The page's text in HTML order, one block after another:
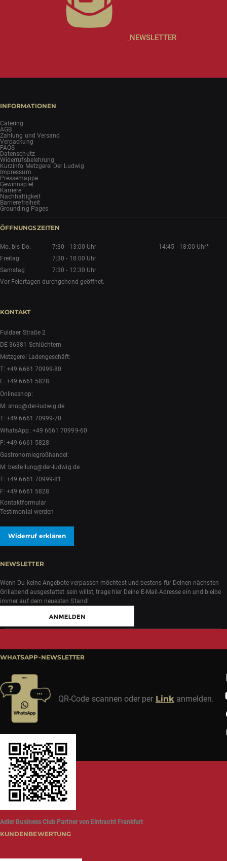
NEWSLETTER
INFORMATIONEN
Catering
AGB
Zahlung und Versand
Verpackung
FAQS
Datenschutz
Widerrufsbelehrung
Kurzinfo Metzgerei Der Ludwig
Impressum
Pressemappe
Gewinnspiel
Karriere
Nachhaltigkeit
Barrierefreiheit
Grounding Pages
ÖFFNUNGSZEITEN
Mo. bis Do. 7:30 - 13:00 Uhr
14:45 - 18:00 Uhr*
Freitag
7:30 - 18:00 Uhr
Samstag
7:30 - 12:30 Uhr
Vor Feiertagen durchgehend geöffnet.
KONTAKT
Fuldaer Straße 2
DE 36381 Schlüchtern
Metzgerei Ladengeschäft:
T:+49 6661 70999-80
F: +49 6661 5828
Onlineshop:
M:shop@der-ludwig.de
T:+49 6661 70999-70
WhatsApp: +49 6661 70999-60
F: +49 6661 5828
Gastronomiegroßhandel:
M: bestellung@der-ludwig.de
T:+49 6661 70999-81
F: +49 6661 5828
Kontaktformular
Testimonial werden
Widerruf erklären
NEWSLETTER
Wenn Du keine Angebote verpassen möchtest und bestens für Deinen nächsten
Grillabend ausgestattet sein willst, trage hier Deine E-Mail-Adresse ein und bleibe
immer auf dem neuesten Stand!
WHATSAPP-NEWSLETTER
QR-Code scannen oder per Link anmelden.
Adler Business Club Partner von Eintracht Frankfurt
KUNDENBEWERTUNG